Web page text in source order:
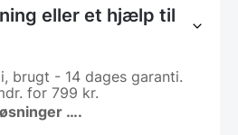
eller et hjælp til
brugt - 14 dages garanti.
for 799 kr.
….